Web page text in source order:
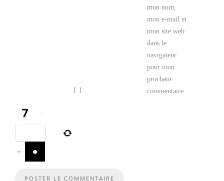
mon nom,
mon e-mail et
mon site web
dans le
navigateur
pour mon
prochain
commentaire.
−
=